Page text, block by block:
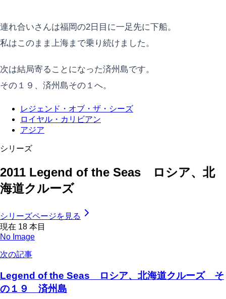
連れ合いさんは福岡の2日目に一足先に下船。
私はこのまま上海まで乗り続けました。
次は結局寄ることになった済州島です。
その１９、済州島その１へ。
レジェンド・オブ・ザ・シーズ
ロイヤル・カリビアン
アジア
シリーズ
2011 Legend of the Seas ロシア、北
海道クルーズ
シリーズページを見る
現在 18 本目
No Image
次の記事
Legend of the Seas ロシア、北海道クルーズ そ
の１９ 済州島